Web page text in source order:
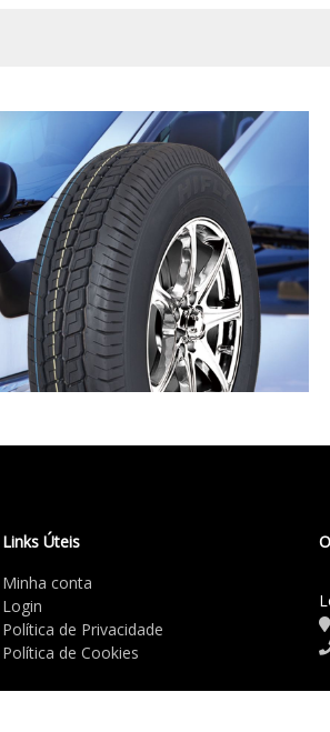
Links Úteis
Minha conta
Login
Política de Privacidade
Política de Cookies